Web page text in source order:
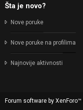
Šta je novo?
Nove poruke
Nove poruke na profilima
Najnovije aktivnosti
Forum software by XenForo™